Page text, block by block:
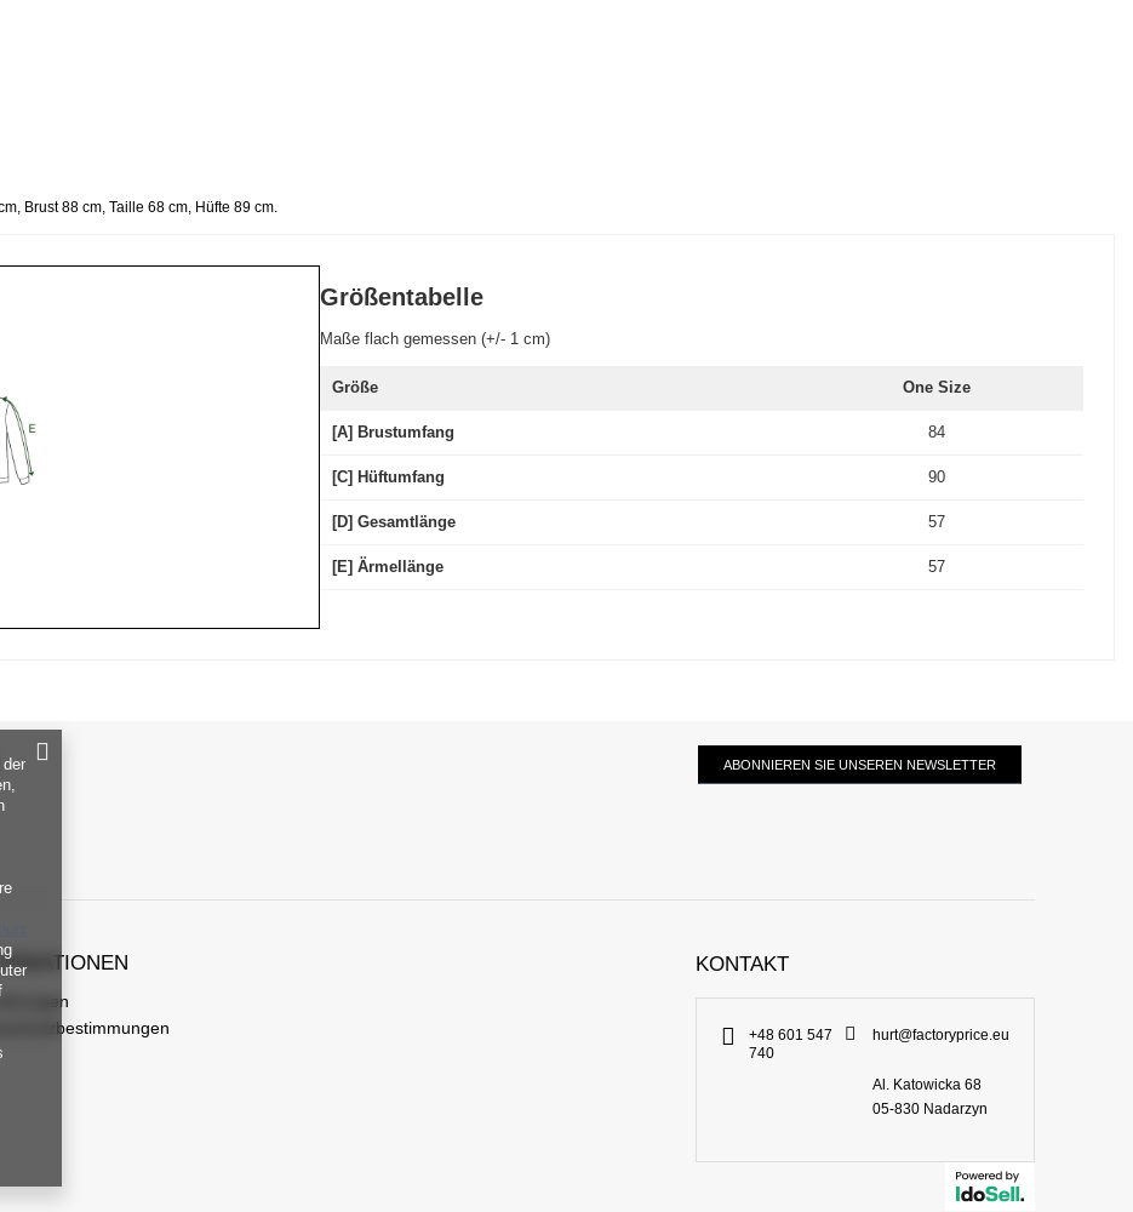
Brust 88 cm, Taille 68 cm, Hüfte 89 cm.
Größentabelle
Maße flach gemessen (+/- 1 cm)
Größe One Size
[A] Brustumfang 84
[C] Hüftumfang 90
[D] Gesamtlänge 57
[E] Ärmellänge 57
ABONNIEREN SIE UNSEREN NEWSLETTER
KONTAKT
+48 601 547
740
hurt@factoryprice.eu
Al. Katowicka 68
05-830 Nadarzyn